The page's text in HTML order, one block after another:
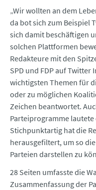
„Wir wollten an dem
da bot sich zum Beispiel
sich damit beschäftigen
solchen Plattformen
Redakteure mit den
SPD und FDP auf Twitter
wichtigsten Themen für
oder zu möglichen
Zeichen beantwortet.
Parteiprogramme
Stichpunktartig hat die
herausgefiltert, um so
Parteien darstellen zu
28 Seiten umfasste die
Zusammenfassung der